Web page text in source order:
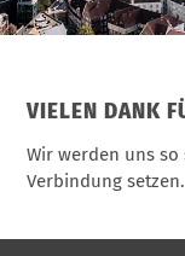
VIELEN DANK
Wir werden uns
Verbindung setzen.